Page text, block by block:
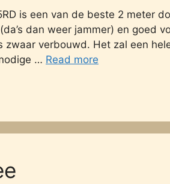
is een van de beste 2 meter
dan weer jammer) en goed
zwaar verbouwd. Het zal een
… Read more